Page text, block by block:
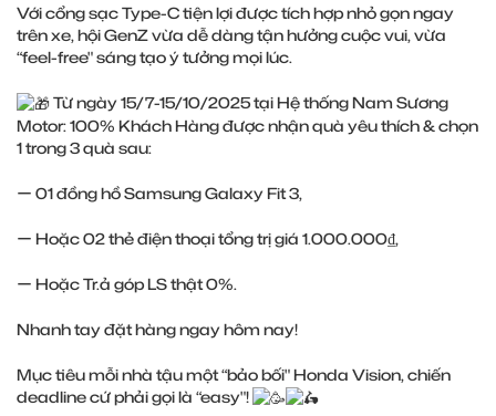
Với cổng sạc Type-C tiện lợi được tích hợp nhỏ gọn ngay
trên xe, hội GenZ vừa dễ dàng tận hưởng cuộc vui, vừa
“feel-free" sáng tạo ý tưởng mọi lúc.
Từ ngày 15/7-15/10/2025 tại Hệ thống Nam Sương
Motor: 100% Khách Hàng được nhận quà yêu thích & chọn
1 trong 3 quà sau:
ー 01 đồng hồ Samsung Galaxy Fit 3,
ー Hoặc 02 thẻ điện thoại tổng trị giá 1.000.000₫,
ー Hoặc Tr.ả góp LS thật 0%.
Nhanh tay đặt hàng ngay hôm nay!
Mục tiêu mỗi nhà tậu một “bảo bối" Honda Vision, chiến
deadline cứ phải gọi là “easy"!